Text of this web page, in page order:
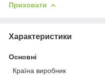
Приховати
Характеристики
Основні
Країна виробник